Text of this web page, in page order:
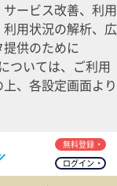
ービス改善、利用
用状況の解析、広
供のために
ついては、ご利用
、各設定画面より
ログイン
無料登録